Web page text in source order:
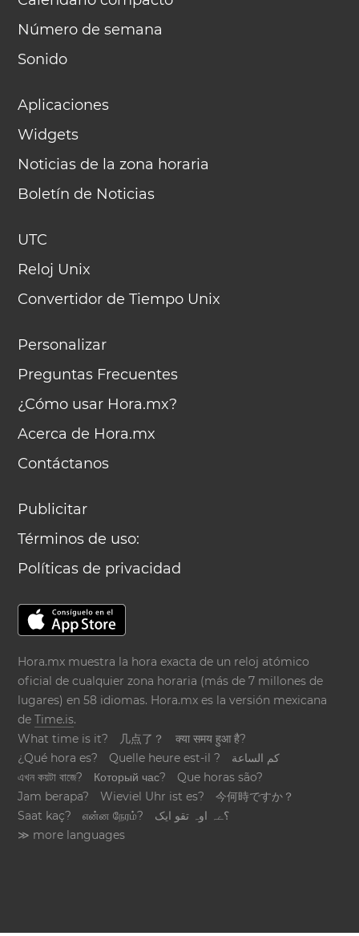
Número de semana
Sonido
Aplicaciones
Widgets
Noticias de la zona horaria
Boletín de Noticias
UTC
Reloj Unix
Convertidor de Tiempo Unix
Personalizar
Preguntas Frecuentes
¿Cómo usar Hora.mx?
Acerca de Hora.mx
Contáctanos
Publicitar
Términos de uso:
Políticas de privacidad
Hora.mx muestra la hora exacta de un reloj atómico
oficial de cualquier zona horaria (más de 7 millones de
lugares) en 58 idiomas. Hora.mx es la versión mexicana
deTime.is.
What time is it?
几点了？
क्या समय हुआ है?
¿Qué hora es?
Quelle heure est-il ?
كم الساعة
এখন কয়টা বাজে?
Который час?
Que horas são?
Jam berapa?
Wieviel Uhr ist es?
今何時ですか？
Saat kaç?
என்ன நேரம்?
؟ےہ اوہ تقو ایک
≫ more languages